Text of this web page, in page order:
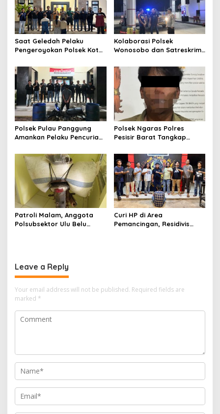
a
t
i
o
n
Saat Geledah Pelaku
Pengeroyokan Polsek Kota
Presisi Polres Tanggamus
Amankan Satu Pria Dua
Wanita Terungkap Dugaan
Pengguna Narkoba
Kolaborasi Polsek
Wonosobo dan Satreskrim
Tindaklanjuti Informasi
Dugaan Pengecoran BBM
Subsidi di SPBU Lakaran
Polsek Pulau Panggung
Amankan Pelaku Pencurian
Bendungan Batu Tegi
Polsek Ngaras Polres
Pesisir Barat Tangkap
ke Bangka Belitung
Patroli Malam, Anggota
Polsubsektor Ulu Belu
Curi HP di Area
Pemancingan, Residivis
Leave a Reply
Your email address will not be published. Required fields are
marked *